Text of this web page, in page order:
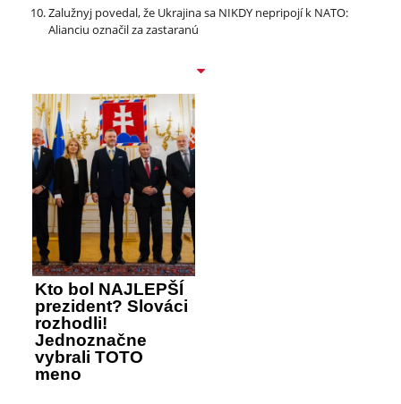
Zalužnyj povedal, že Ukrajina sa NIKDY nepripojí k NATO:
Alianciu označil za zastaranú
Kto bol NAJLEPŠÍ
prezident? Slováci
rozhodli!
Jednoznačne
vybrali TOTO
meno